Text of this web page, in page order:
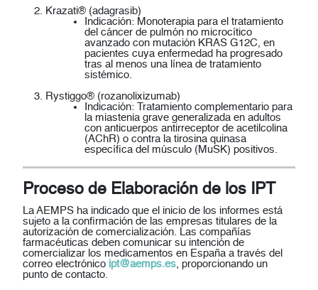
Krazati® (adagrasib)
Indicación:Monoterapia para el tratamiento
del cáncer de pulmón no microcítico
avanzado con mutación KRAS G12C, en
pacientes cuya enfermedad ha progresado
tras al menos una línea de tratamiento
sistémico.
Rystiggo® (rozanolixizumab)
Indicación:Tratamiento complementario para
la miastenia grave generalizada en adultos
con anticuerpos antirreceptor de acetilcolina
(AChR) o contra la tirosina quinasa
específica del músculo (MuSK) positivos.
Proceso de Elaboración de los IPT
La AEMPS ha indicado que el inicio de los informes está
sujeto a la confirmación de las empresas titulares de la
autorización de comercialización. Las compañías
farmacéuticas deben comunicar su intención de
comercializar los medicamentos en España a través del
correo electrónico ipt@aemps.es, proporcionando un
punto de contacto.